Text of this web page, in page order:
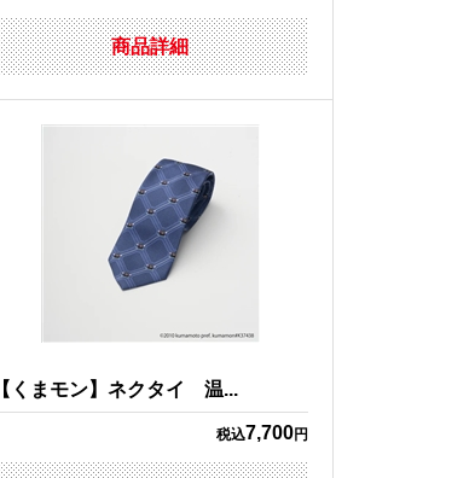
商品詳細
【くまモン】ネクタイ 温...
税込7,700円